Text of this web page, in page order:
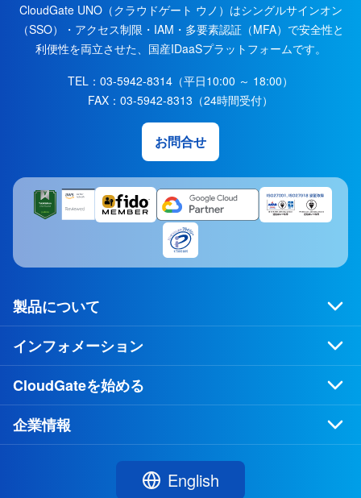
CloudGate UNO（クラウドゲート ウノ）はシングルサインオン
（SSO）・アクセス制限・IAM・多要素認証（MFA）で安全性と
利便性を両立させた、国産IDaaSプラットフォームです。
TEL： 03-5942-8314 （平日10:00 ～ 18:00）
FAX： 03-5942-8313 （24時間受付）
お問合せ
製品について
インフォメーション
CloudGateを始める
企業情報
English